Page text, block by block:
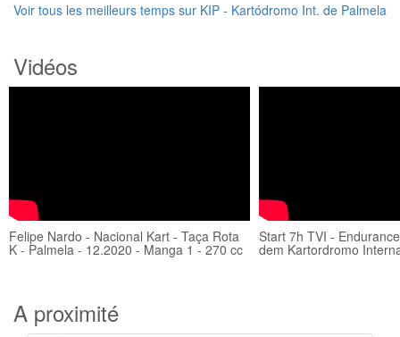
Voir tous les meilleurs temps sur KIP - Kartódromo Int. de Palmela
Vidéos
Felipe Nardo - Nacional Kart - Taça Rota
K - Palmela - 12.2020 - Manga 1 - 270 cc
Start 7h TVI -
dem Kartordromo
A proximité